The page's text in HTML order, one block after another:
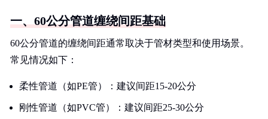
一、60公分管道缠绕间距基础
60公分管道的缠绕间距通常取决于管材类型和使用场景。
常见情况如下：
柔性管道（如PE管）：建议间距15-20公分
刚性管道（如PVC管）：建议间距25-30公分